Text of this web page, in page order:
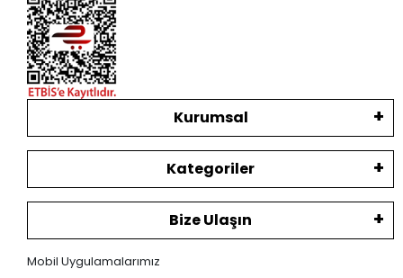
Kurumsal
Kategoriler
Bize Ulaşın
Mobil Uygulamalarımız